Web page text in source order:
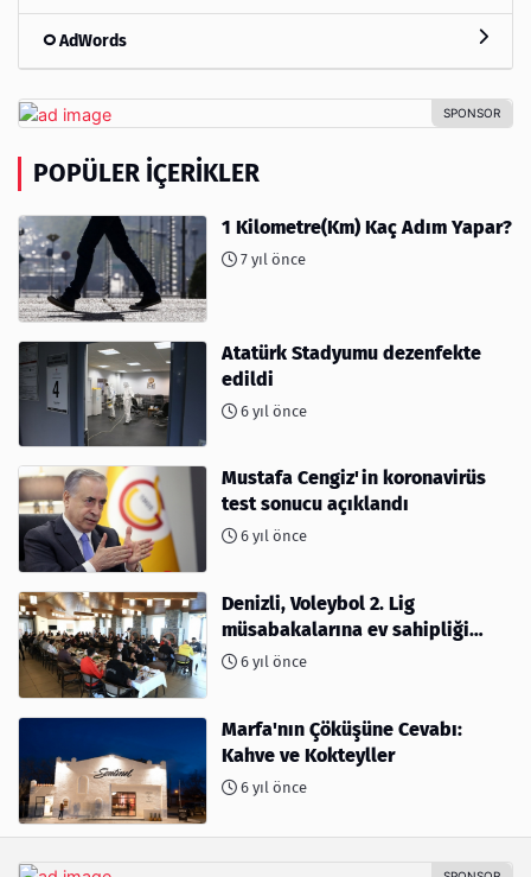
AdWords
POPÜLER İÇERIKLER
1 Kilometre(Km) Kaç Adım Yapar?
7 yıl önce
Atatürk Stadyumu dezenfekte
edildi
6 yıl önce
Mustafa Cengiz'in koronavirüs
test sonucu açıklandı
6 yıl önce
Denizli, Voleybol 2. Lig
müsabakalarına ev sahipliği
yapıyor
6 yıl önce
Marfa'nın Çöküşüne Cevabı:
Kahve ve Kokteyller
6 yıl önce